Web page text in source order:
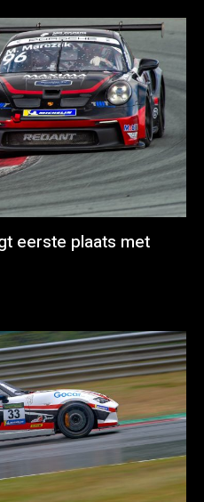
eerste plaats met